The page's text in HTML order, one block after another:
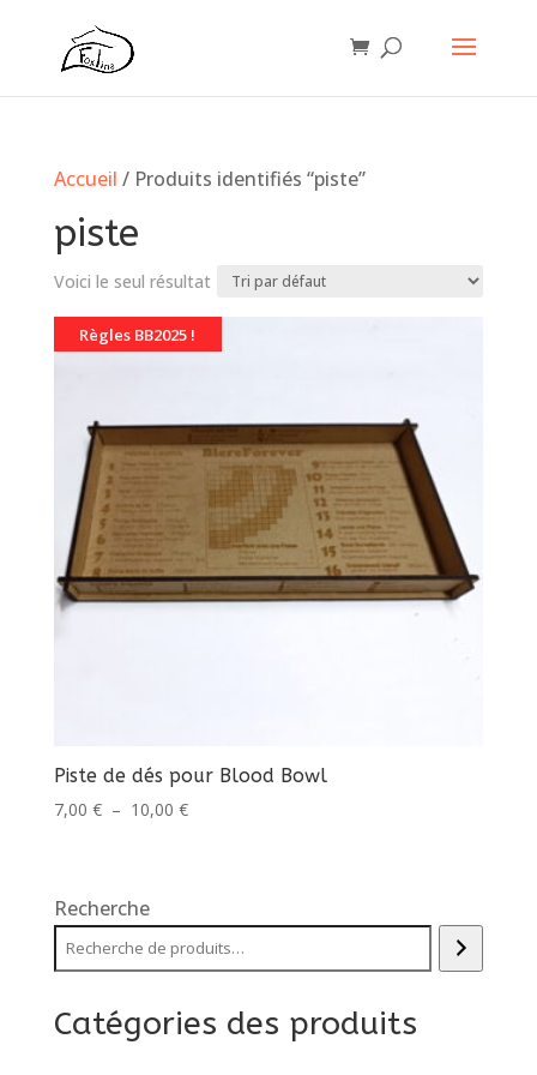
Accueil / Produits identifiés “piste”
piste
Voici le seul résultat
Règles BB2025 !
Piste de dés pour Blood Bowl
7,00 € – 10,00 €Plage
10,00 €
Recherche
Catégories des produits